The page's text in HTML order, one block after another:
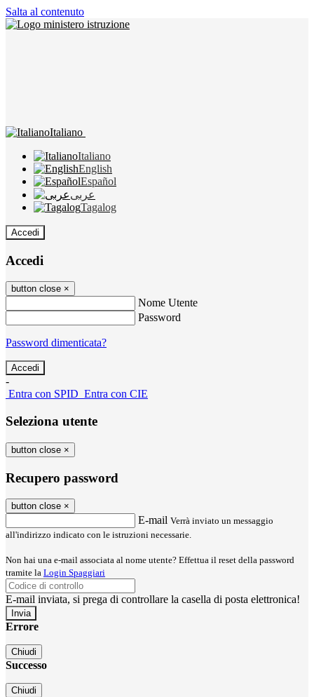
Salta al contenuto
Italiano
Italiano
English
Español
عربى
Tagalog
Accedi
Accedi
button close ×
Nome Utente
Password
Password dimenticata?
-
Entra con SPID Entra con CIE
Seleziona utente
button close ×
Recupero password
button close ×
E-mail Verrà inviato un messaggio
all'indirizzo indicato con le istruzioni necessarie.
Non hai una e-mail associata al nome utente? Effettua il reset della password
tramite la Login Spaggiari
E-mail inviata, si prega di controllare la casella di posta elettronica!
Errore
Chiudi
Successo
Chiudi